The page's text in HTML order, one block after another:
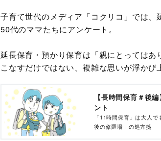
子育て世代のメディア「コクリコ」では
50代のママたちにアンケート。
延長保育・預かり保育は「親にとっては
こなすだけではない、複雑な思いが浮かび
【長時間保育＃後
ント
「11時間保育」は大人
後の修羅場」の処方箋